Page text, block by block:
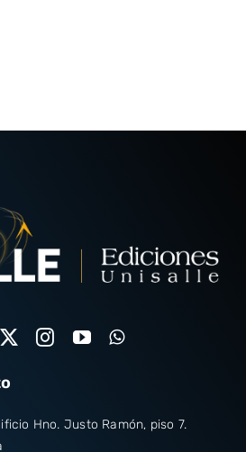
Hno. Justo Ramón, piso 7.